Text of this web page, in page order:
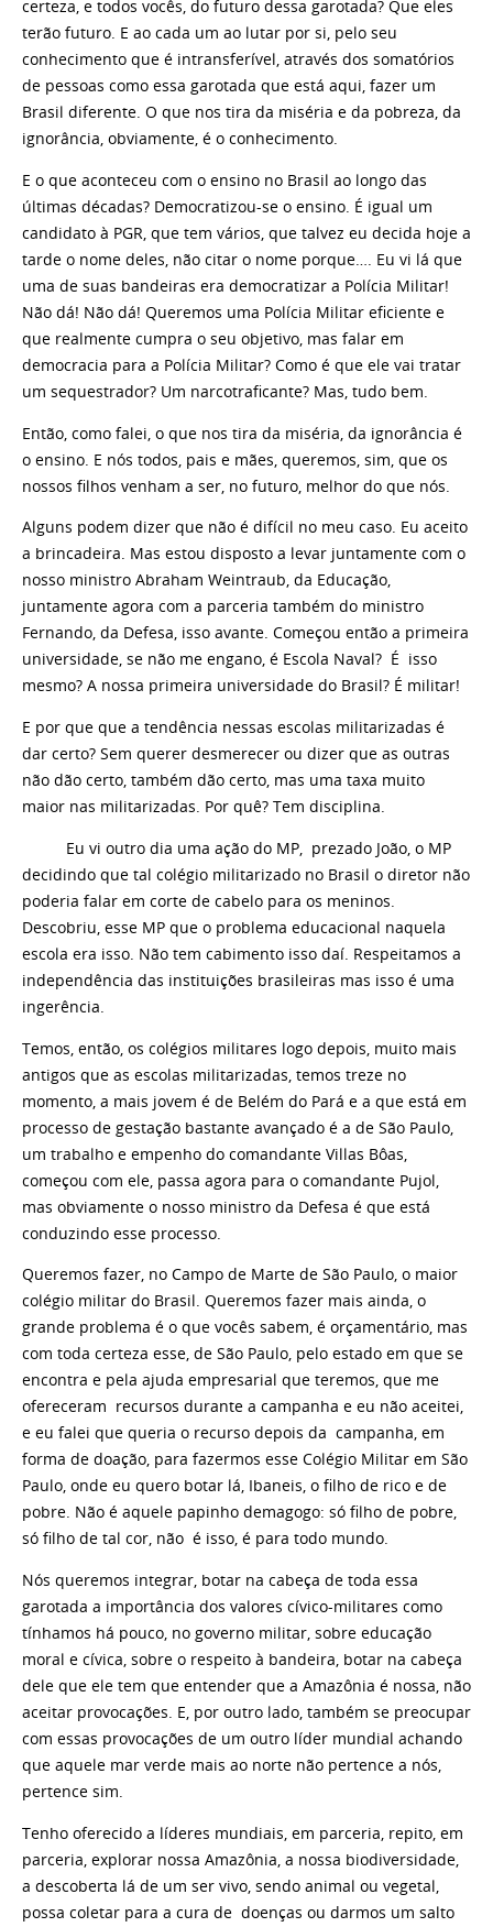
certeza, e todos vocês, do futuro dessa garotada? Que eles
terão futuro. E ao cada um ao lutar por si, pelo seu
conhecimento que é intransferível, através dos somatórios
de pessoas como essa garotada que está aqui, fazer um
Brasil diferente. O que nos tira da miséria e da pobreza, da
ignorância, obviamente, é o conhecimento.
E o que aconteceu com o ensino no Brasil ao longo das
últimas décadas? Democratizou-se o ensino. É igual um
candidato à PGR, que tem vários, que talvez eu decida hoje a
tarde o nome deles, não citar o nome porque…. Eu vi lá que
uma de suas bandeiras era democratizar a Polícia Militar!
Não dá! Não dá! Queremos uma Polícia Militar eficiente e
que realmente cumpra o seu objetivo, mas falar em
democracia para a Polícia Militar? Como é que ele vai tratar
um sequestrador? Um narcotraficante? Mas, tudo bem.
Então, como falei, o que nos tira da miséria, da ignorância é
o ensino. E nós todos, pais e mães, queremos, sim, que os
nossos filhos venham a ser, no futuro, melhor do que nós.
Alguns podem dizer que não é difícil no meu caso. Eu aceito
a brincadeira. Mas estou disposto a levar juntamente com o
nosso ministro Abraham Weintraub, da Educação,
juntamente agora com a parceria também do ministro
Fernando, da Defesa, isso avante. Começou então a primeira
universidade, se não me engano, é Escola Naval? É isso
mesmo? A nossa primeira universidade do Brasil? É militar!
E por que que a tendência nessas escolas militarizadas é
dar certo? Sem querer desmerecer ou dizer que as outras
não dão certo, também dão certo, mas uma taxa muito
maior nas militarizadas. Por quê? Tem disciplina.
Eu vi outro dia uma ação do MP, prezado João, o MP
decidindo que tal colégio militarizado no Brasil o diretor não
poderia falar em corte de cabelo para os meninos.
Descobriu, esse MP que o problema educacional naquela
escola era isso. Não tem cabimento isso daí. Respeitamos a
independência das instituições brasileiras mas isso é uma
ingerência.
Temos, então, os colégios militares logo depois, muito mais
antigos que as escolas militarizadas, temos treze no
momento, a mais jovem é de Belém do Pará e a que está em
processo de gestação bastante avançado é a de São Paulo,
um trabalho e empenho do comandante Villas Bôas,
começou com ele, passa agora para o comandante Pujol,
mas obviamente o nosso ministro da Defesa é que está
conduzindo esse processo.
Queremos fazer, no Campo de Marte de São Paulo, o maior
colégio militar do Brasil. Queremos fazer mais ainda, o
grande problema é o que vocês sabem, é orçamentário, mas
com toda certeza esse, de São Paulo, pelo estado em que se
encontra e pela ajuda empresarial que teremos, que me
ofereceram recursos durante a campanha e eu não aceitei,
e eu falei que queria o recurso depois da campanha, em
forma de doação, para fazermos esse Colégio Militar em São
Paulo, onde eu quero botar lá, Ibaneis, o filho de rico e de
pobre. Não é aquele papinho demagogo: só filho de pobre,
só filho de tal cor, não é isso, é para todo mundo.
Nós queremos integrar, botar na cabeça de toda essa
garotada a importância dos valores cívico-militares como
tínhamos há pouco, no governo militar, sobre educação
moral e cívica, sobre o respeito à bandeira, botar na cabeça
dele que ele tem que entender que a Amazônia é nossa, não
aceitar provocações. E, por outro lado, também se preocupar
com essas provocações de um outro líder mundial achando
que aquele mar verde mais ao norte não pertence a nós,
pertence sim.
Tenho oferecido a líderes mundiais, em parceria, repito, em
parceria, explorar nossa Amazônia, a nossa biodiversidade,
a descoberta lá de um ser vivo, sendo animal ou vegetal,
possa coletar para a cura de doenças ou darmos um salto